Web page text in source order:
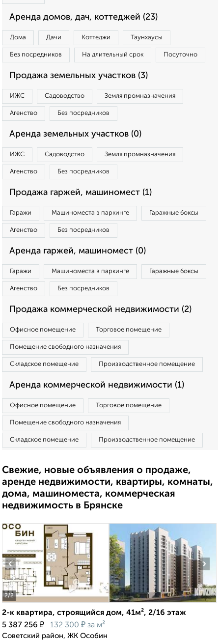
Аренда домов, дач, коттеджей (23)
Дома Дачи Коттеджи Таунхаусы
Без посредников На длительный срок Посуточно
Продажа земельных участков (3)
ИЖС Садоводство Земля промназначения
Агенство Без посредников
Аренда земельных участков (0)
ИЖС Садоводство Земля промназначения
Агенство Без посредников
Продажа гаржей, машиномест (1)
Гаражи Машиноместа в паркинге Гаражные боксы
Агенство Без посредников
Аренда гаржей, машиномест (0)
Гаражи Машиноместа в паркинге Гаражные боксы
Агенство Без посредников
Продажа коммерческой недвижимости (2)
Офисное помещение Торговое помещение
Помещение свободного назначения
Складское помещение Производственное помещение
Аренда коммерческой недвижимости (1)
Офисное помещение Торговое помещение
Помещение свободного назначения
Складское помещение Производственное помещение
Свежие, новые объявления о продаже,
аренде недвижимости, квартиры, комнаты,
дома, машиноместа, коммерческая
недвижимость в Брянске
2/2
‹ ›
2-к квартира, строящийся дом, 41м², 2/16 этаж
5 387 256 ₽ 132 300 ₽ за м²
Советский район, ЖК Особин